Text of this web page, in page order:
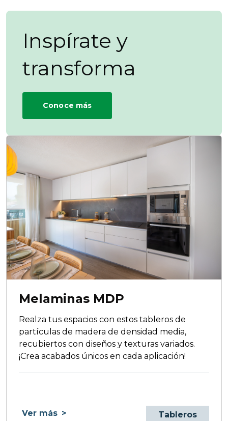
Inspírate y
transforma
Conoce más
Melaminas MDP
Realza tus espacios con estos tableros de
partículas de madera de densidad media,
recubiertos con diseños y texturas variados.
¡Crea acabados únicos en cada aplicación!
Ver más > Tableros